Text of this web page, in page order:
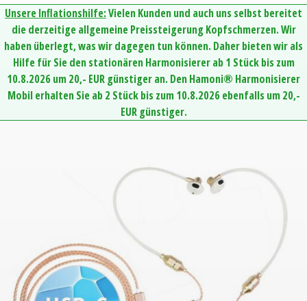
Unsere Inflationshilfe:Vielen Kunden und auch uns selbst bereitet
die derzeitige allgemeine Preissteigerung Kopfschmerzen. Wir
haben überlegt, was wir dagegen tun können. Daher bieten wir als
Hilfe für Sie den stationären Harmonisierer ab 1 Stück bis zum
10.8.2026 um 20,- EUR günstiger an. Den Hamoni® Harmonisierer
Mobil erhalten Sie ab 2 Stück bis zum 10.8.2026 ebenfalls um 20,-
EUR günstiger.